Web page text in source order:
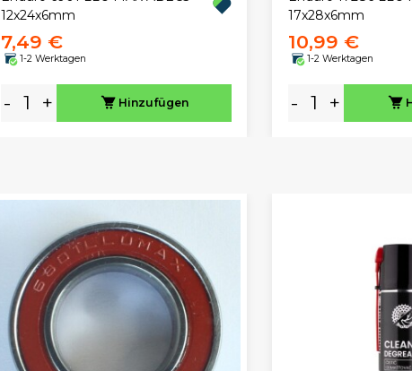
12x24x6mm
7,49 €
1-2 Werktagen
- + Hinzufügen
17x28x6mm
10,99 €
1-2 Werktagen
- +